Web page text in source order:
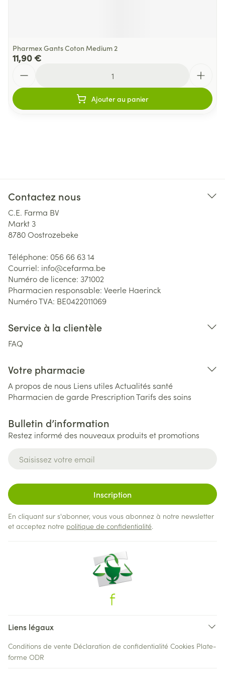
Pharmex Gants Coton Medium 2
11,90 €
Ajouter au panier
Contactez nous
C.E. Farma BV
Markt 3
8780Oostrozebeke
Téléphone: 056 66 63 14
Courriel: info@cefarma.be
Numéro de licence: 371002
Pharmacien responsable: Veerle Haerinck
Numéro TVA: BE0422011069
Service à la clientèle
FAQ
Votre pharmacie
A propos de nous Liens utiles Actualités santé
Pharmacien de garde PrescriptionTarifs des soins
Bulletin d’information
Restez informé des nouveaux produits et promotions
Inscription
En cliquant sur s'abonner, vous vous abonnez à notre newsletter
et acceptez notre politique de confidentialité.
Liens légaux
Conditions de vente Déclaration de confidentialité Cookies Plate-
forme ODR